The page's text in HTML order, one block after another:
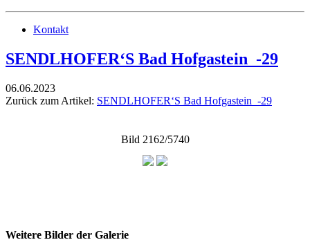
Kontakt
SENDLHOFER‘S Bad Hofgastein_-29
06.06.2023
Zurück zum Artikel: SENDLHOFER‘S Bad Hofgastein_-29
Bild 2162/5740
Weitere Bilder der Galerie